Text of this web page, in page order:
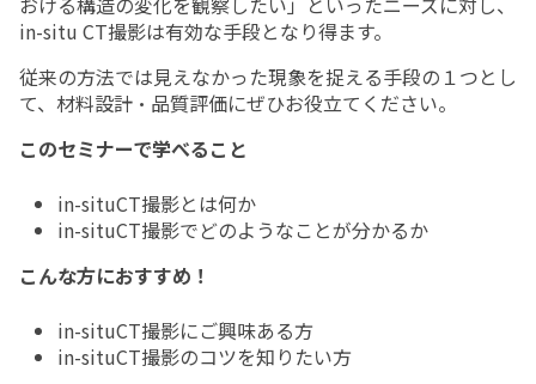
in-situ CT撮影は有効な手段となり得ます。
従来の方法では見えなかった現象を捉える手段の１つとし
て、材料設計・品質評価にぜひお役立てください。
このセミナーで学べること
in-situCT撮影とは何か
in-situCT撮影でどのようなことが分かるか
こんな方におすすめ！
in-situCT撮影にご興味ある方
in-situCT撮影のコツを知りたい方